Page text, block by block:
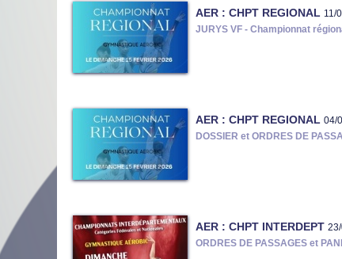
AER : CHPT REGIONAL 11/
JURYS VF - Championnat
AER : CHPT REGIONAL 04/
DOSSIER et ORDRES DE
AER : CHPT INTERDEPT
ORDRES DE PASSAGES et